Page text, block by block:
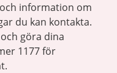
information om
du kan kontakta.
göra dina
1177 för